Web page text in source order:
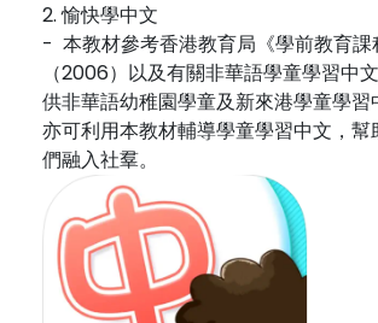
2. 愉快學中文
- 本教材參考香港教育局《學前教育課
（2006）以及有關非華語學童學習中
供非華語幼稚園學童及新來港學童學
亦可利用本教材輔導學童學習中文，幫
們融入社羣。